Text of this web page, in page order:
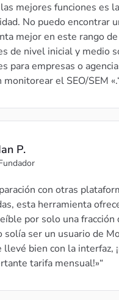
las mejores funciones es la
No puedo encontrar
mejor en este rango
de nivel inicial y medio
para empresas o
monitorear el SEO/SEM «.
P.
con otras
esta herramienta
por solo una fracción
solía ser un usuario de
llevé bien con la interfaz,
tarifa mensual!»